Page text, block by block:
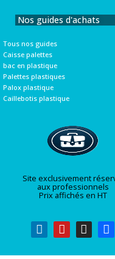
Nos guides d'achats
Tous nos guides
Caisse palettes
bac en plastique
Palettes plastiques
Palox plastique
Caillebotis plastique
Site exclusivement
aux professionnels
Prix affichés en HT